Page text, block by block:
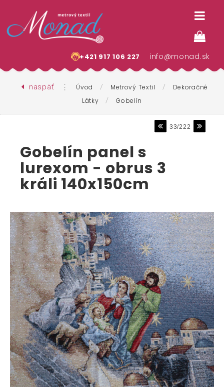
+421 917 106 227 info@monad.sk
naspäť ⋮ Úvod / Metrový Textil /
Dekoračné
Látky
/ Gobelín
33/222
Gobelín panel s
lurexom - obrus 3
králi 140x150cm